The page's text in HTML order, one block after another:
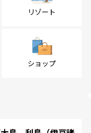
リゾート
ショップ